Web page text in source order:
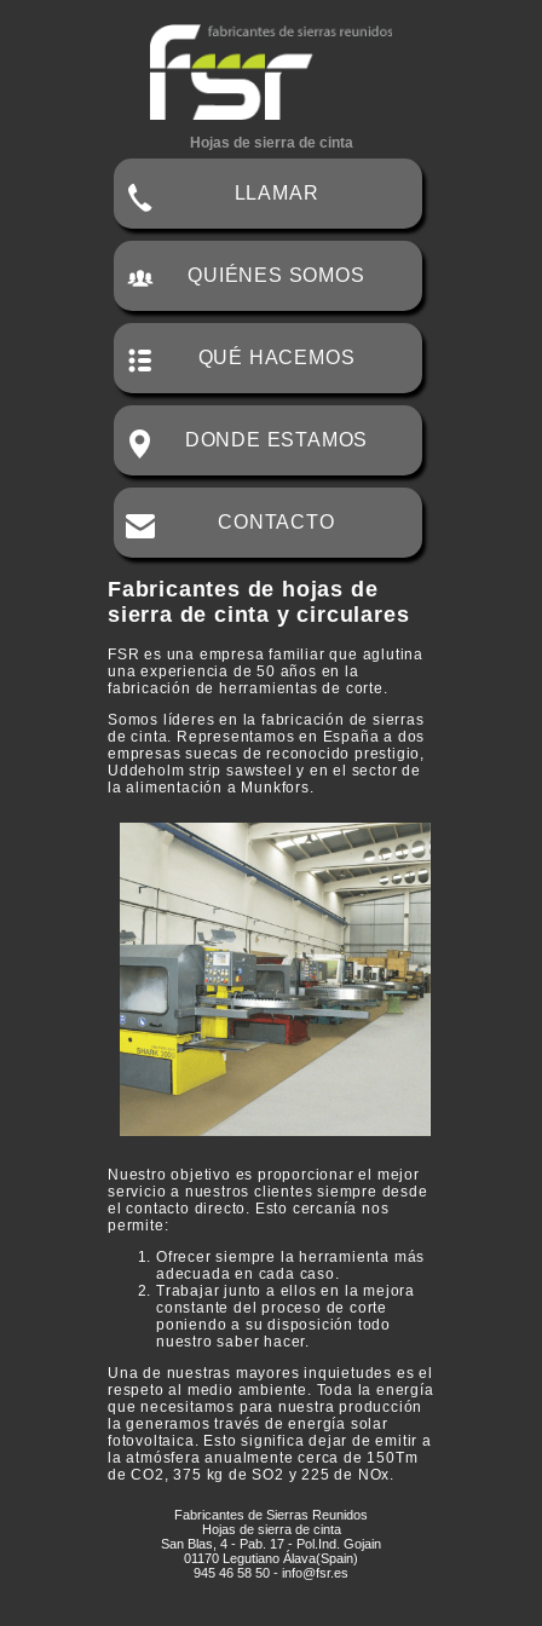
Hojas de sierra de cinta
LLAMAR
QUIÉNES SOMOS
QUÉ HACEMOS
DONDE ESTAMOS
CONTACTO
Fabricantes de hojas de
sierra de cinta y circulares
FSR es una empresa familiar que aglutina
una experiencia de 50 años en la
fabricación de herramientas de corte.
Somos líderes en la fabricación de sierras
de cinta. Representamos en España a dos
empresas suecas de reconocido prestigio,
Uddeholm strip sawsteel y en el sector de
la alimentación a Munkfors.
Nuestro objetivo es proporcionar el mejor
servicio a nuestros clientes siempre desde
el contacto directo. Esto cercanía nos
permite:
Ofrecer siempre la herramienta más
adecuada en cada caso.
Trabajar junto a ellos en la mejora
constante del proceso de corte
poniendo a su disposición todo
nuestro saber hacer.
Una de nuestras mayores inquietudes es el
respeto al medio ambiente. Toda la energía
que necesitamos para nuestra producción
la generamos través de energía solar
fotovoltaica. Esto significa dejar de emitir a
la atmósfera anualmente cerca de 150Tm
de CO2, 375 kg de SO2 y 225 de NOx.
Fabricantes de Sierras Reunidos
Hojas de sierra de cinta
San Blas, 4 - Pab. 17 - Pol.Ind. Gojain
01170 Legutiano Álava(Spain)
945 46 58 50 - info@fsr.es